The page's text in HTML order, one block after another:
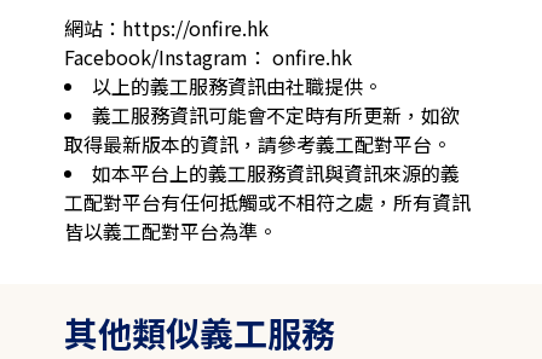
網站：https://onfire.hk
Facebook/Instagram： onfire.hk
以上的義工服務資訊由社職提供。
義工服務資訊可能會不定時有所更新，如欲
取得最新版本的資訊，請參考義工配對平台。
如本平台上的義工服務資訊與資訊來源的義
工配對平台有任何抵觸或不相符之處，所有資訊
皆以義工配對平台為準。
其他類似義工服務